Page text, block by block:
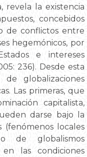
revela la existencia
concebidos
de conflictos entre
hegemónicos, por
e intereses
236). Desde esta
de globalizaciones
Las primeras, que
capitalista,
darse bajo la
(fenómenos locales
de globalismos
en las condiciones